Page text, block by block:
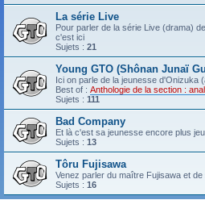
La série Live
Pour parler de la série Live (drama)
c'est ici
Sujets : 21
Young GTO (Shônan Junaï
Ici on parle de la jeunesse d'Onizuka
Best of : Anthologie de la section :
Sujets : 111
Bad Company
Et là c'est sa jeunesse encore plus
Sujets : 13
Tôru Fujisawa
Venez parler du maître Fujisawa et de
Sujets : 16